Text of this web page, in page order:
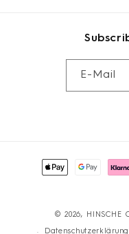
E-Mail
Zahlungsmethoden
© 2026, HINSCHE
Datenschutzerklärung